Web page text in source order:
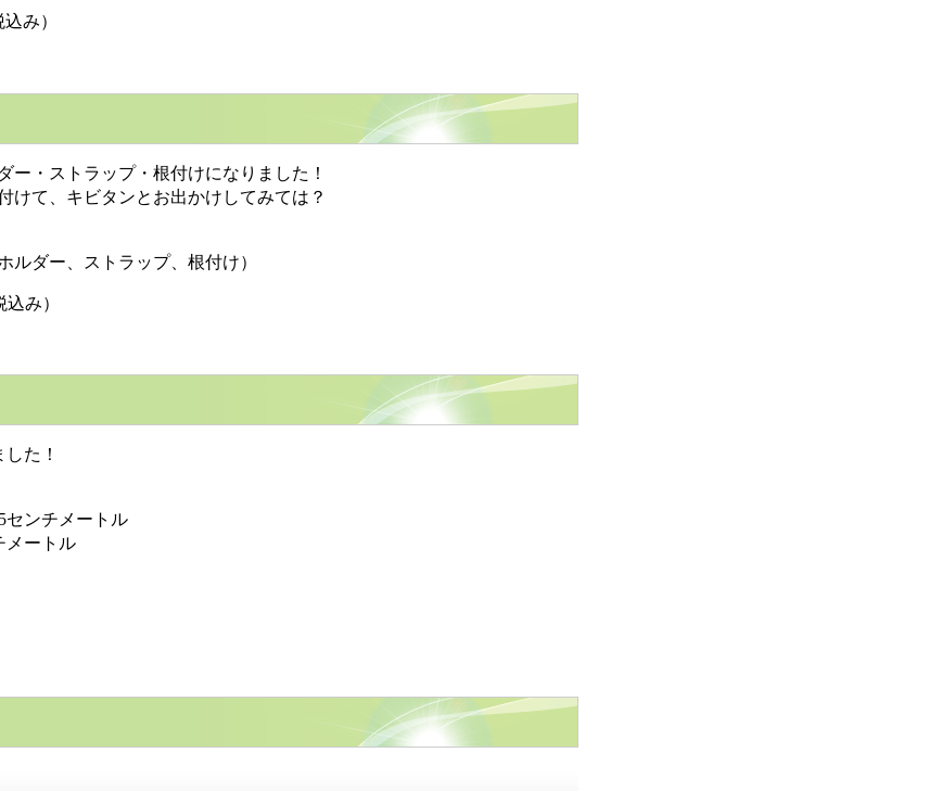
み）
・ストラップ・根付けになりました！
けて、キビタンとお出かけしてみては？
ダー、ストラップ、根付け）
み）
た！
ンチメートル
ートル